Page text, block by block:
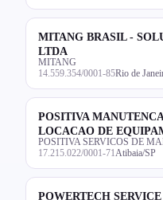
MITANG BRASIL -
LTDA
MITANG
14.559.354/0001-85Rio de
POSITIVA
LOCACAO DE
POSITIVA SERVICOS DE
17.215.022/0001-71 Atibaia/SP
POWERTECH